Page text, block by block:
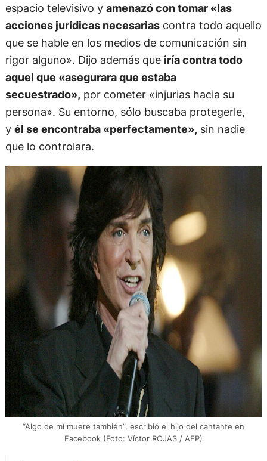
espacio televisivo y amenazó con tomar «las
acciones jurídicas necesariascontra todo aquello
que se hable en los medios de comunicación sin
rigor alguno». Dijo además que iría contra todo
aquel que «asegurara que estaba
secuestrado», por cometer «injurias hacia su
persona». Su entorno, sólo buscaba protegerle,
y él se encontraba «perfectamente», sin nadie
que lo controlara.
“Algo de mí muere también”, escribió el hijo del cantante en
Facebook (Foto: Víctor ROJAS / AFP)